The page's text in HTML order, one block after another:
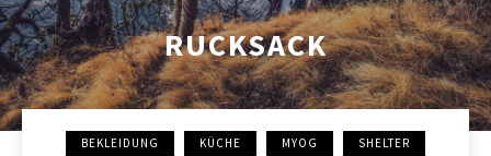
RUCKSACK
BEKLEIDUNG KÜCHE MYOG SHELTER